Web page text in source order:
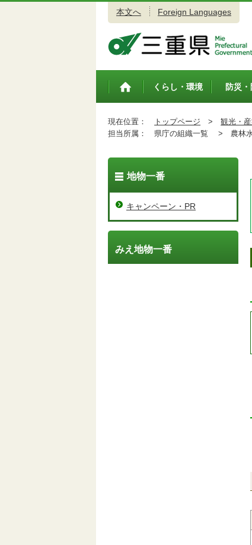
本文へ Foreign Languages
トップペ
くらし・環境 防災
現在位置： トップページ > 観光・
担当所属：
県庁の組織一覧 > 農林
地物一番
キャンペーン・PR
みえ地物一番